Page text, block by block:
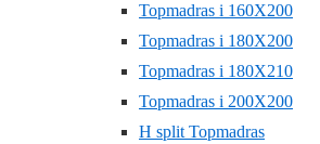
Topmadras i 160X200
Topmadras i 180X200
Topmadras i 180X210
Topmadras i 200X200
H split Topmadras